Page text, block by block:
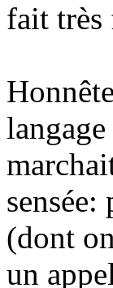
fait très
(dont
un